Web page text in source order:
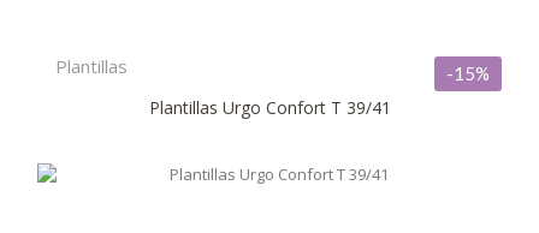
Plantillas
Plantillas Urgo Confort T 39/41
-15%